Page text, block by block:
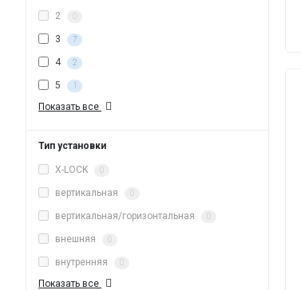
2 0
3 7
4 2
5 1
Показать все
Тип установки
X-LOCK 0
вертикальная 0
вертикальная/горизонтальная 0
внешняя 0
внутренняя 0
Показать все